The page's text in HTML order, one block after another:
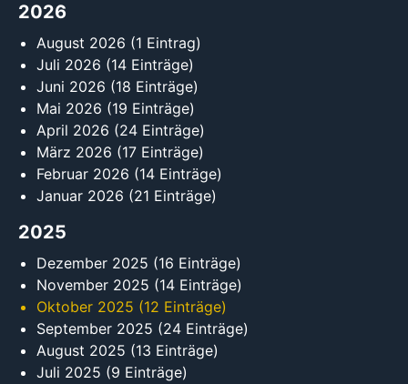
2026
August 2026 (1 Eintrag)
Juli 2026 (14 Einträge)
Juni 2026 (18 Einträge)
Mai 2026 (19 Einträge)
April 2026 (24 Einträge)
März 2026 (17 Einträge)
Februar 2026 (14 Einträge)
Januar 2026 (21 Einträge)
2025
Dezember 2025 (16 Einträge)
November 2025 (14 Einträge)
Oktober 2025 (12 Einträge)
September 2025 (24 Einträge)
August 2025 (13 Einträge)
Juli 2025 (9 Einträge)